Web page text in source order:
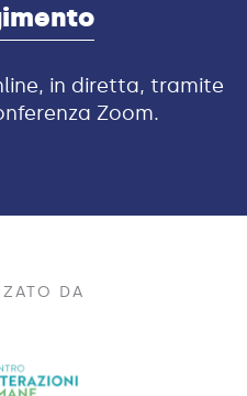
in diretta, tramite
Zoom.
DA